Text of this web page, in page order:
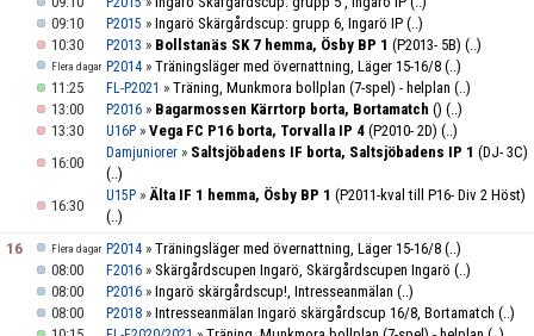
09:10
P2015 » Ingarö Skärgårdscup: grupp 6, Ingarö IP (..)
10:30
P2013 » Bollstanäs SK 7 hemma, Ösby BP 1 (P2013- 5B) (..)
Flera dagar P2014 » Träningsläger med övernattning, Läger 15-16/8 (..)
11:25
FL-P2021 » Träning, Munkmora bollplan (7-spel) - helplan (..)
13:00
P2016 » Bagarmossen Kärrtorp borta, Bortamatch () (..)
13:30
U16P » Vega FC P16 borta, Torvalla IP 4 (P2010- 2D) (..)
16:00
Damjuniorer » Saltsjöbadens IF borta, Saltsjöbadens IP 1 (DJ- 3C)
(..)
16:30
U15P » Älta IF 1 hemma, Ösby BP 1 (P2011-kval till P16- Div 2 Höst)
(..)
16
Flera dagar P2014 » Träningsläger med övernattning, Läger 15-16/8 (..)
08:00
F2016 » Skärgårdscupen Ingarö, Skärgårdscupen Ingarö (..)
08:00
P2016 » Ingarö skärgårdscup!, Intresseanmälan (..)
08:00
P2018 » Intresseanmälan Ingarö skärgårdscup 16/8, Bortamatch (..)